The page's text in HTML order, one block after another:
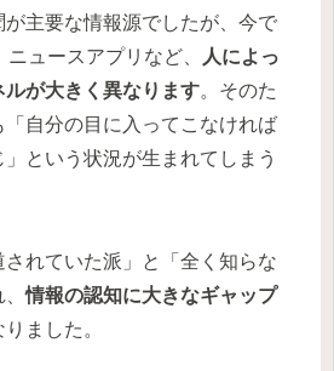
が主要な情報源でしたが、今で
ュースアプリなど、
人によっ
が大きく異なります。そのた
自分の目に入ってこなければ
という状況が生まれてしまう
れていた派」と「全く知らな
、情報の認知に大きなギャップ
りました。